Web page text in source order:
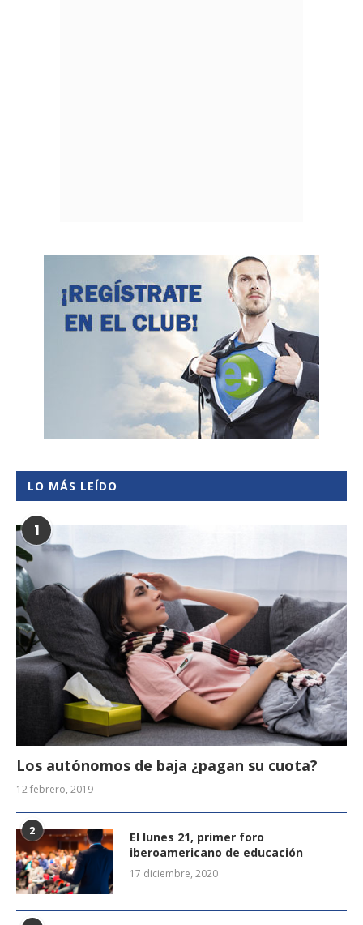
LO MÁS LEÍDO
1
Los autónomos de baja ¿pagan su cuota?
12 febrero, 2019
2
El lunes 21, primer foro
iberoamericano de educación
17 diciembre, 2020